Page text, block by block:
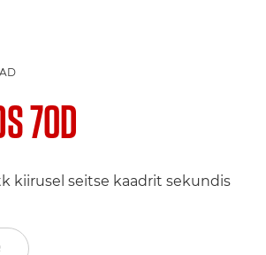
70D
kiirusel seitse kaadrit sekundis